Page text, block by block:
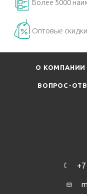
Более 5000
Оптовые
О КОМПАНИИ
ВОПРОС-